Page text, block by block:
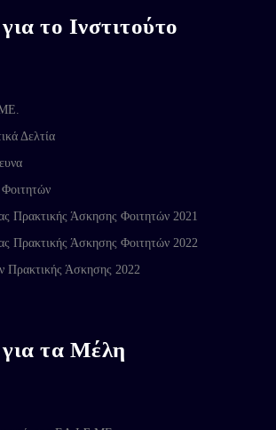
το Ινστιτούτο
Δελτία
Πρακτικής Άσκησης Φοιτητών 2021
Πρακτικής Άσκησης Φοιτητών 2022
Πρακτικής Άσκησης 2022
τα Μέλη